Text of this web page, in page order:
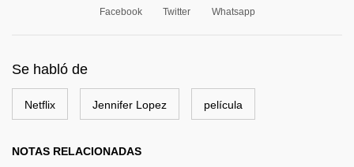
Facebook Twitter Whatsapp
Se habló de
Netflix Jennifer Lopez película
NOTAS RELACIONADAS